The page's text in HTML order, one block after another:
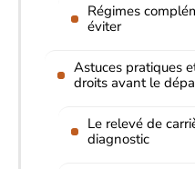
Régimes
éviter
Astuces pratiques
droits avant le
Le relevé de
diagnostic